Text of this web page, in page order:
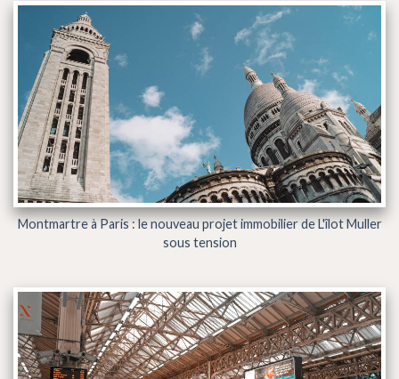
Montmartre à Paris : le nouveau projet immobilier de L'îlot Muller
sous tension